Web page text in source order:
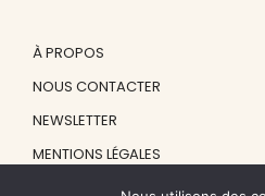
À PROPOS
NOUS CONTACTER
NEWSLETTER
MENTIONS LÉGALES